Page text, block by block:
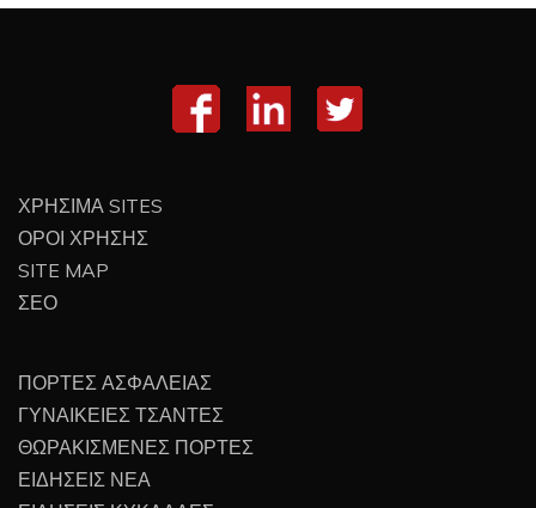
ΧΡΗΣΙΜΑ SITES
ΟΡΟΙ ΧΡΗΣΗΣ
SITE MAP
ΣΕΟ
ΠΟΡΤΕΣ ΑΣΦΑΛΕΙΑΣ
ΓΥΝΑΙΚΕΙΕΣ ΤΣΑΝΤΕΣ
ΘΩΡΑΚΙΣΜΕΝΕΣ ΠΟΡΤΕΣ
ΕΙΔΗΣΕΙΣ ΝΕΑ